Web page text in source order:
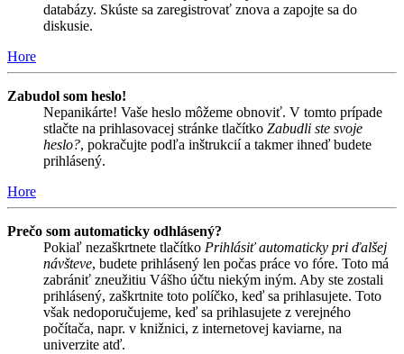
databázy. Skúste sa zaregistrovať znova a zapojte sa do
diskusie.
Hore
Zabudol som heslo!
Nepanikárte! Vaše heslo môžeme obnoviť. V tomto prípade
stlačte na prihlasovacej stránke tlačítko Zabudli ste svoje
heslo?, pokračujte podľa inštrukcií a takmer ihneď budete
prihlásený.
Hore
Prečo som automaticky odhlásený?
Pokiaľ nezaškrtnete tlačítko Prihlásiť automaticky pri ďalšej
návšteve, budete prihlásený len počas práce vo fóre. Toto má
zabrániť zneužitiu Vášho účtu niekým iným. Aby ste zostali
prihlásený, zaškrtnite toto políčko, keď sa prihlasujete. Toto
však nedoporučujeme, keď sa prihlasujete z verejného
počítača, napr. v knižnici, z internetovej kaviarne, na
univerzite atď.